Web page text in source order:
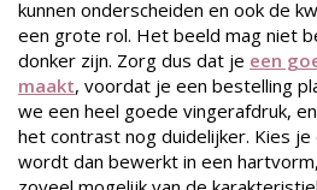
kunnen onderscheiden en ook de
een grote rol. Het beeld mag niet
donker zijn. Zorg dus dat je een
maakt, voordat je een bestelling
we een heel goede vingerafdruk,
het contrast nog duidelijker. Kies
wordt dan bewerkt in een